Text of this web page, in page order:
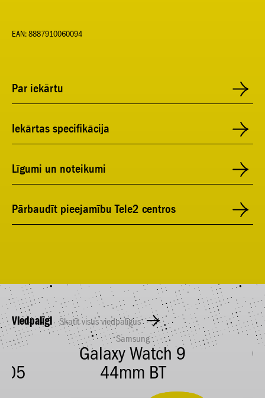
EAN: 8887910060094
Par iekārtu
Iekārtas specifikācija
Līgumi un noteikumi
Pārbaudīt pieejamību Tele2 centros
Viedpalīgi Skatīt visus viedpalīgus
Samsung
Galaxy Watch 9
44mm BT